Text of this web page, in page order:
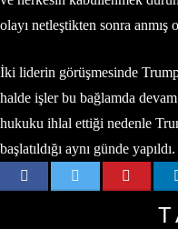
olayı netleştikten sonra anmış
İki liderin görüşmesinde
halde işler bu bağlamda
hukuku ihlal ettiği nedenle
başlatıldığı aynı günde